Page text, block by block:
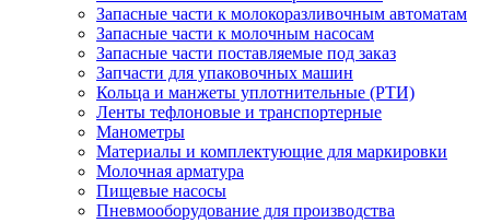
Запасные части к молокоразливочным автоматам
Запасные части к молочным насосам
Запасные части поставляемые под заказ
Запчасти для упаковочных машин
Кольца и манжеты уплотнительные (РТИ)
Ленты тефлоновые и транспортерные
Манометры
Материалы и комплектующие для маркировки
Молочная арматура
Пищевые насосы
Пневмооборудование для производства